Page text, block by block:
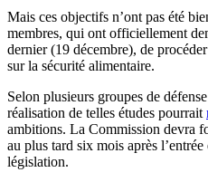
Mais ces objectifs n’ont pas été
membres, qui ont officiellement
dernier (19 décembre), de
sur la sécurité alimentaire.
Selon plusieurs groupes de
réalisation de telles études pourrait
ambitions. La Commission devra
au plus tard six mois après
législation.